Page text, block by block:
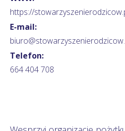
https://
E-mail:
Telefon:
664 404 708